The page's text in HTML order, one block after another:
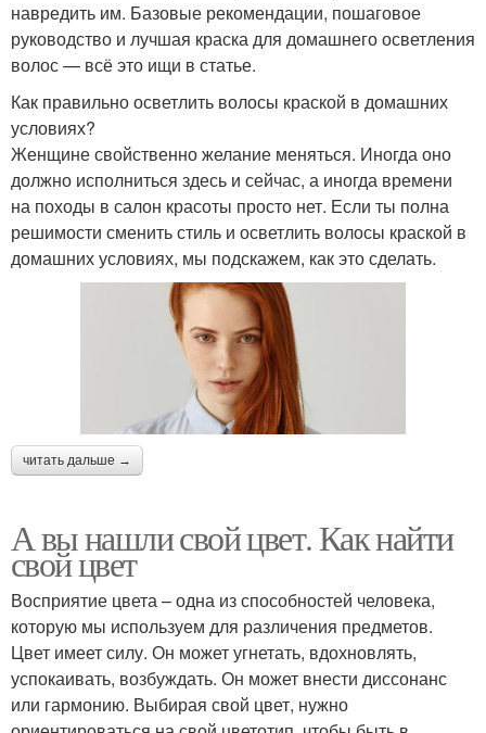
навредить им. Базовые рекомендации, пошаговое
руководство и лучшая краска для домашнего осветления
волос — всё это ищи в статье.
Как правильно осветлить волосы краской в домашних
условиях?
Женщине свойственно желание меняться. Иногда оно
должно исполниться здесь и сейчас, а иногда времени
на походы в салон красоты просто нет. Если ты полна
решимости сменить стиль и осветлить волосы краской в
домашних условиях, мы подскажем, как это сделать.
читать дальше →
А вы нашли свой цвет. Как найти
свой цвет
Восприятие цвета – одна из способностей человека,
которую мы используем для различения предметов.
Цвет имеет силу. Он может угнетать, вдохновлять,
успокаивать, возбуждать. Он может внести диссонанс
или гармонию. Выбирая свой цвет, нужно